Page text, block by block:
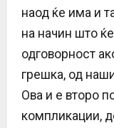
наод ќе има и
на начин што
одговорност
грешка, од
Ова и е второ
компликации,